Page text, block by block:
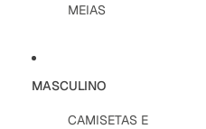
MEIAS
MASCULINO
CAMISETAS E